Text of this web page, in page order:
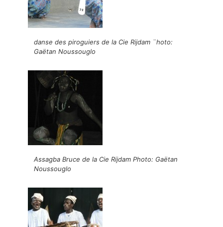
danse des piroguiers de la Cie Rijdam ¨hoto:
Gaëtan Noussouglo
Assagba Bruce de la Cie Rijdam Photo: Gaëtan
Noussouglo